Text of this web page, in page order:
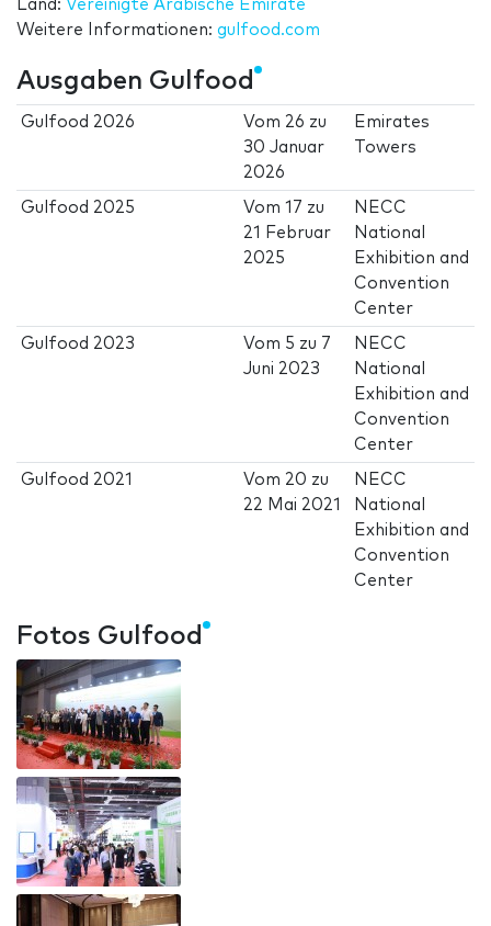
Land: Vereinigte Arabische Emirate
Weitere Informationen: gulfood.com
Ausgaben Gulfood
Gulfood 2026 Vom 26 zu
30 Januar
2026
Emirates
Towers
Gulfood 2025 Vom17 zu
21 Februar
2025
NECC
National
Exhibition and
Convention
Center
Gulfood 2023 Vom 5 zu 7
Juni 2023
NECC
National
Exhibition and
Convention
Center
Gulfood 2021 Vom 20 zu
22 Mai 2021
NECC
National
Exhibition and
Convention
Center
Fotos Gulfood